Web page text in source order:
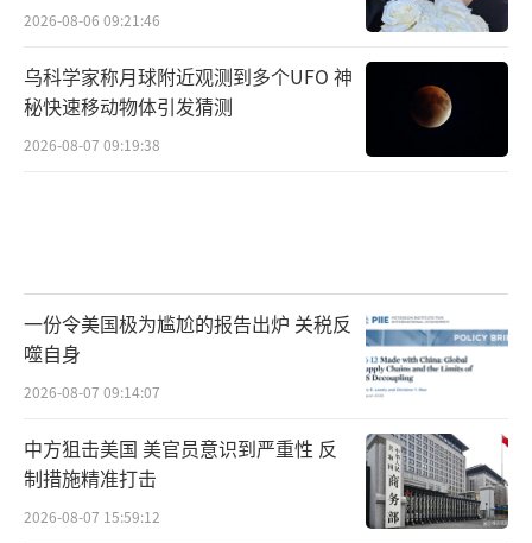
2026-08-06 09:21:46
乌科学家称月球附近观测到多个UFO 神
秘快速移动物体引发猜测
2026-08-07 09:19:38
一份令美国极为尴尬的报告出炉 关税反
噬自身
2026-08-07 09:14:07
中方狙击美国 美官员意识到严重性 反
制措施精准打击
2026-08-07 15:59:12